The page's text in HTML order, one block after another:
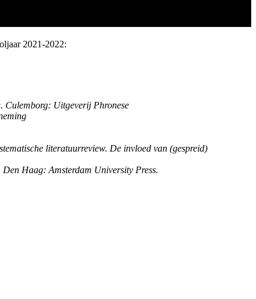
2021-2022:
Culemborg: Uitgeverij Phronese
literatuurreview. De invloed van (gespreid)
Haag: Amsterdam University Press.